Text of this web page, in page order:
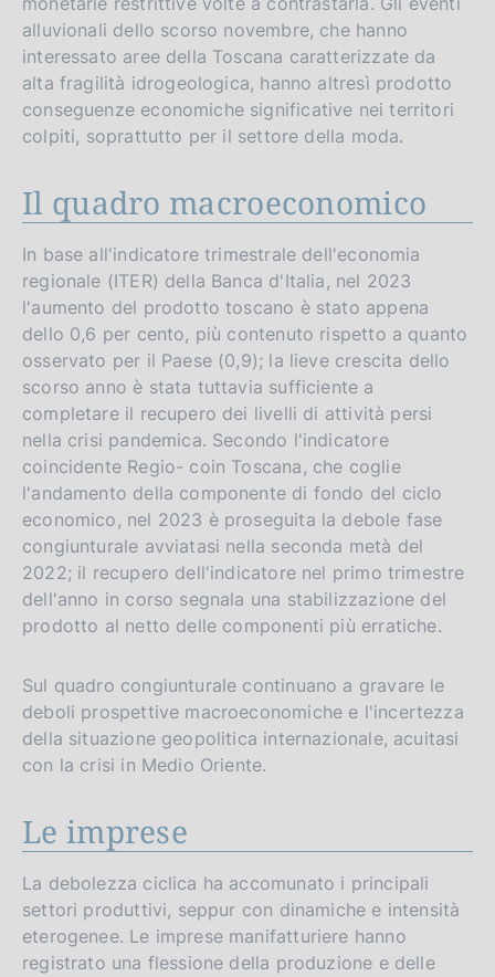
alluvionali dello scorso novembre, che hanno
interessato aree della Toscana caratterizzate da
alta fragilità idrogeologica, hanno altresì prodotto
conseguenze economiche significative nei territori
colpiti, soprattutto per il settore della moda.
Il quadro macroeconomico
In base all'indicatore trimestrale dell'economia
regionale (ITER) della Banca d'Italia, nel 2023
l'aumento del prodotto toscano è stato appena
dello 0,6 per cento, più contenuto rispetto a quanto
osservato per il Paese (0,9); la lieve crescita dello
scorso anno è stata tuttavia sufficiente a
completare il recupero dei livelli di attività persi
nella crisi pandemica. Secondo l'indicatore
coincidente Regio- coin Toscana, che coglie
l'andamento della componente di fondo del ciclo
economico, nel 2023 è proseguita la debole fase
congiunturale avviatasi nella seconda metà del
2022; il recupero dell'indicatore nel primo trimestre
dell'anno in corso segnala una stabilizzazione del
prodotto al netto delle componenti più erratiche.
Sul quadro congiunturale continuano a gravare le
deboli prospettive macroeconomiche e l'incertezza
della situazione geopolitica internazionale, acuitasi
con la crisi in Medio Oriente.
Le imprese
La debolezza ciclica ha accomunato i principali
settori produttivi, seppur con dinamiche e intensità
eterogenee. Le imprese manifatturiere hanno
registrato una flessione della produzione e delle